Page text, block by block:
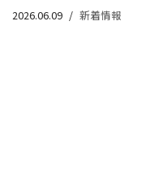
2026.06.09 新着情報